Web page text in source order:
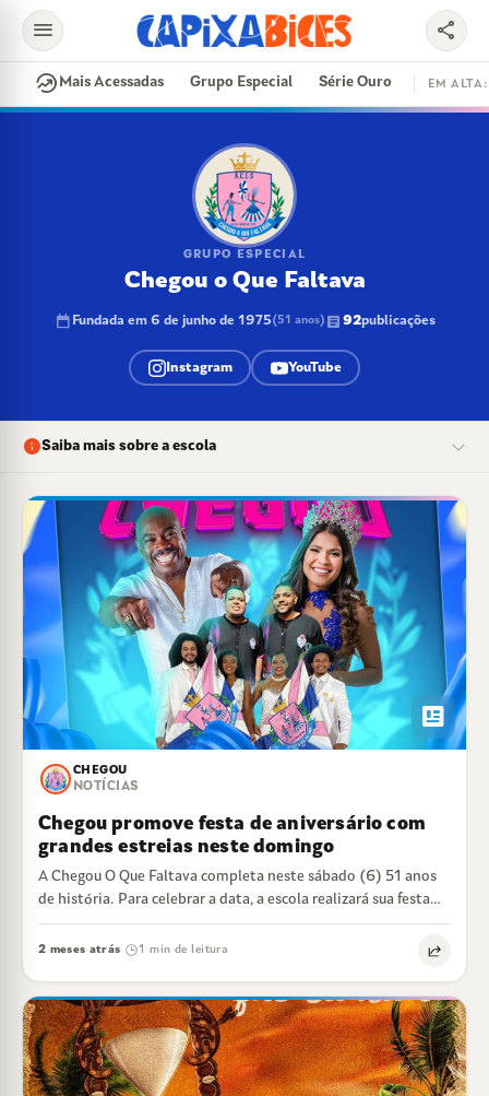
search
VAI E VEM
DISPUTA DE SAMBA SAMBA-ENREDO
EVENTOS
menu share
whatshot Mais Acessadas Grupo Especial Série Ouro EM ALTA:
GRUPO ESPECIAL
Chegou o Que Faltava
calendar_today Fundada em 6 de junho de 1975(51 anos) article 92publicações
Instagram YouTube
infoSaiba mais sobre a escola
newsmode
CHEGOU
NOTÍCIAS
Chegou promove festa de aniversário com
grandes estreias neste domingo
A Chegou O Que Faltava completa neste sábado (6) 51 anos
de história. Para celebrar a data, a escola realizará sua festa…
2 meses atrás 1 min de leitura